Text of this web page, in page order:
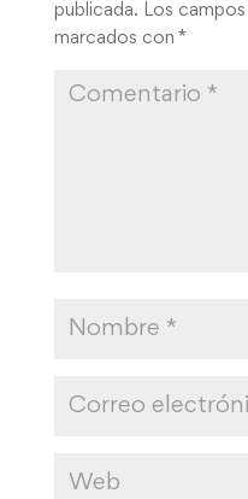
publicada. Los
marcados con *